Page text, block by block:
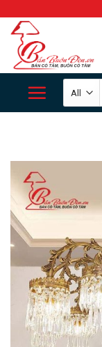
content